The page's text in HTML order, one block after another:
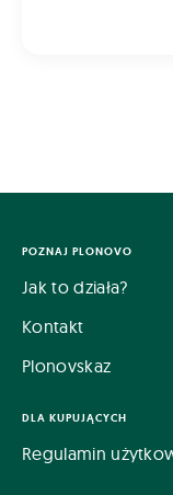
POZNAJ PLONOVO
Jak to działa?
Kontakt
Plonovskaz
DLA KUPUJĄCYCH
Regulamin